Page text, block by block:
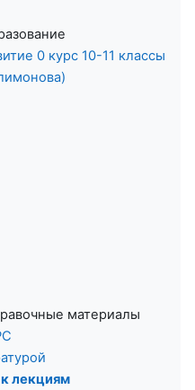
0 курс 10-11 классы
материалы
лекциям